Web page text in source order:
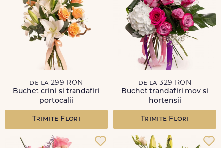
de la 299 RON
Buchet crini si trandafiri
portocalii
Trimite Flori
de la 329 RON
Buchet trandafiri mov si
hortensii
Trimite Flori